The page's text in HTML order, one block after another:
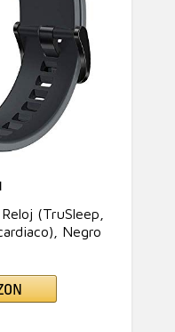
(TruSleep,
Negro